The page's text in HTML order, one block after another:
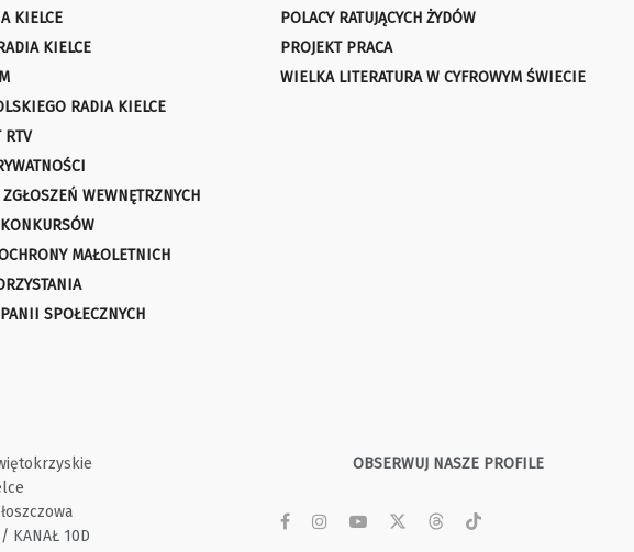
KIELCE
KIELCE
RADIA KIELCE
RTV
WEWNĘTRZNYCH
MAŁOLETNICH
SPOŁECZNYCH
POLACY RATUJĄCYCH ŻYDÓW
PROJEKT PRACA
WIELKA LITERATURA W CYFROWYM ŚWIECIE
KANAŁ 10D
OBSERWUJ NASZE PROFILE